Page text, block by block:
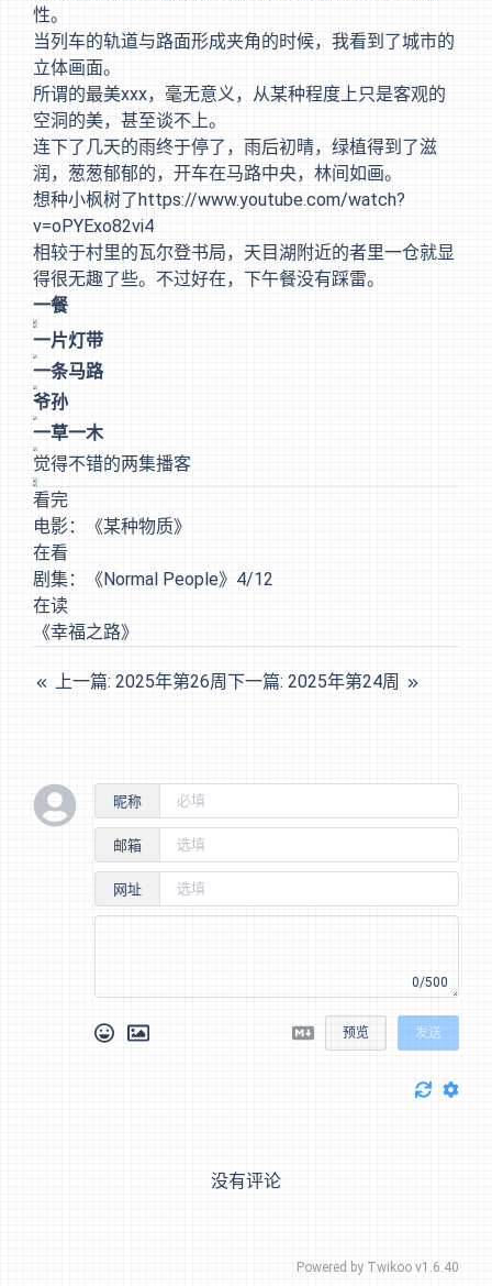
性。
当列车的轨道与路面形成夹角的时候，我看到了城市的
立体画面。
所谓的最美xxx，毫无意义，从某种程度上只是客观的
空洞的美，甚至谈不上。
连下了几天的雨终于停了，雨后初晴，绿植得到了滋
润，葱葱郁郁的，开车在马路中央，林间如画。
想种小枫树了https://www.youtube.com/watch?
v=oPYExo82vi4
相较于村里的瓦尔登书局，天目湖附近的者里一仓就显
得很无趣了些。不过好在，下午餐没有踩雷。
一餐
一片灯带
一条马路
爷孙
一草一木
觉得不错的两集播客
看完
电影：《某种物质》
在看
剧集：《Normal People》4/12
在读
《幸福之路》
上一篇: 2025年第26周下一篇: 2025年第24周
昵称
邮箱
网址
0/500
预览 发送
没有评论
Powered by Twikoo v1.6.40